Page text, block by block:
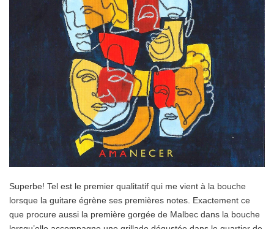
Superbe! Tel est le premier qualitatif qui me vient à la bouche
lorsque la guitare égrène ses premières notes. Exactement ce
que procure aussi la première gorgée de Malbec dans la bouche